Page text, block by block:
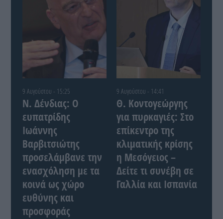
9 Αυγούστου - 15:25
Ν. Δένδιας: Ο
ευπατρίδης
Ιωάννης
Βαρβιτσιώτης
προσελάμβανε την
ενασχόληση με τα
κοινά ως χώρο
ευθύνης και
προσφοράς
9 Αυγούστου - 14:41
Θ. Κοντογεώργης
για πυρκαγιές: Στο
επίκεντρο της
κλιματικής κρίσης
η Μεσόγειος –
Δείτε τι συνέβη σε
Γαλλία και Ισπανία